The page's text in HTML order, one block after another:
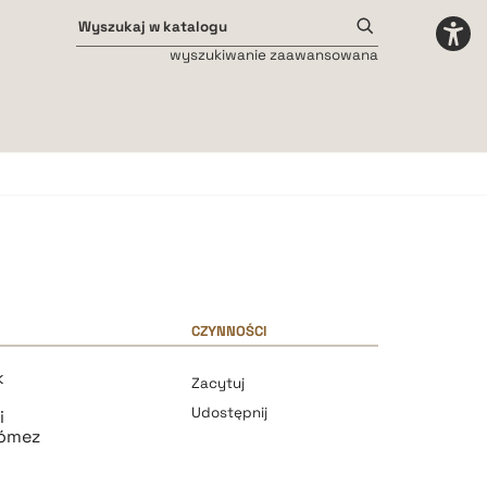
wyszukiwanie zaawansowana
CZYNNOŚCI
Zacytuj
Udostępnij